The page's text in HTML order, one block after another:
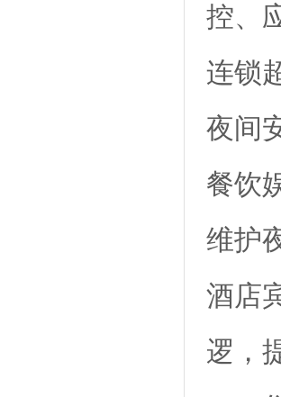
控、
连锁
夜间
餐饮
维护
酒店
逻，